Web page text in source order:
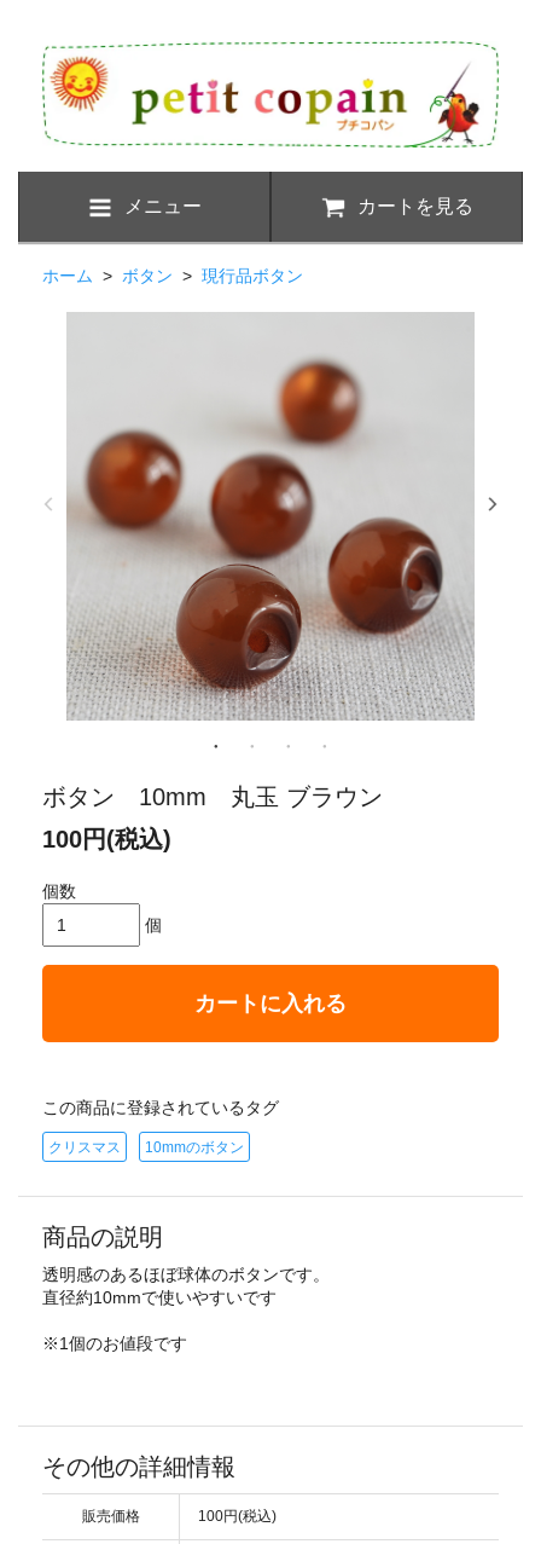
メニュー カートを見る
ホーム > ボタン > 現行品ボタン
ボタン 10mm 丸玉 ブラウン
100円(税込)
個数
個
カートに入れる
この商品に登録されているタグ
クリスマス 10mmのボタン
商品の説明
透明感のあるほぼ球体のボタンです。
直径約10mmで使いやすいです
※1個のお値段です
その他の詳細情報
販売価格 100円(税込)